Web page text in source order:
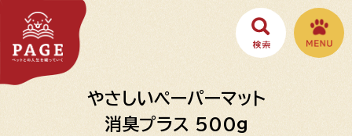
やさしいペーパーマット
消臭プラス 500g